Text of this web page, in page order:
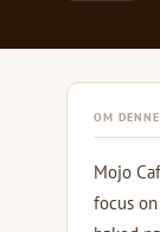
OM
Mojo
focus